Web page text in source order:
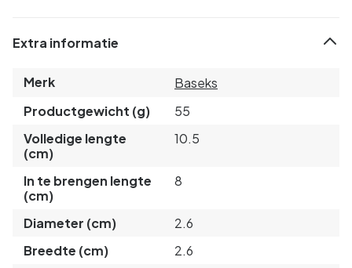
Extra informatie
Merk
Baseks
Productgewicht (g)
55
Volledige lengte
(cm)
10.5
In te brengen lengte
(cm)
8
Diameter (cm)
2.6
Breedte (cm)
2.6